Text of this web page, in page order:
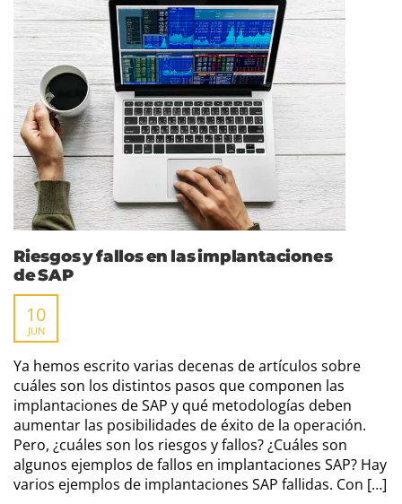
Riesgos y fallos en las implantaciones
de SAP
10
JUN
Ya hemos escrito varias decenas de artículos sobre
cuáles son los distintos pasos que componen las
implantaciones de SAP y qué metodologías deben
aumentar las posibilidades de éxito de la operación.
Pero, ¿cuáles son los riesgos y fallos? ¿Cuáles son
algunos ejemplos de fallos en implantaciones SAP? Hay
varios ejemplos de implantaciones SAP fallidas. Con […]